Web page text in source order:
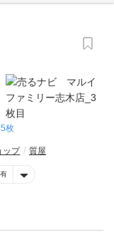
枚
ップ 質屋